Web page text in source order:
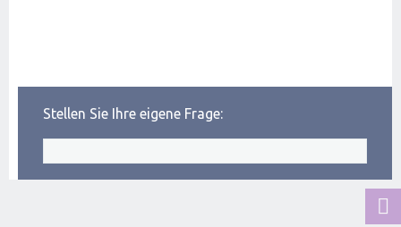
Stellen Sie Ihre eigene Frage: